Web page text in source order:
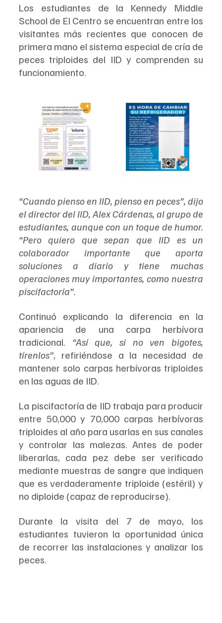
Los estudiantes de la Kennedy Middle
School de El Centro se encuentran entre los
visitantes más recientes que conocen de
primera mano el sistema especial de cría de
peces triploides del IID y comprenden su
funcionamiento.
“Cuando pienso en IID, pienso en peces”, dijo
el director del IID, Alex Cárdenas, al grupo de
estudiantes, aunque con un toque de humor.
“Pero quiero que sepan que IID es un
colaborador importante que aporta
soluciones a diario y tiene muchas
operaciones muy importantes, como nuestra
piscifactoría”.
Continuó explicando la diferencia en la
apariencia de una carpa herbívora
tradicional. “Así que, si no ven bigotes,
tírenlos”, refiriéndose a la necesidad de
mantener solo carpas herbívoras triploides
en las aguas de IID.
La piscifactoría de IID trabaja para producir
entre 50,000 y 70,000 carpas herbívoras
triploides al año para usarlas en sus canales
y controlar las malezas. Antes de poder
liberarlas, cada pez debe ser verificado
mediante muestras de sangre que indiquen
que es verdaderamente triploide (estéril) y
no diploide (capaz de reproducirse).
Durante la visita del 7 de mayo, los
estudiantes tuvieron la oportunidad única
de recorrer las instalaciones y analizar los
peces.